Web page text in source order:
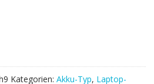
Kategorien: Akku-Typ, Laptop-